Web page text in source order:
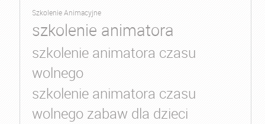
Szkolenie Animacyjne
szkolenie animatora
szkolenie animatora czasu
wolnego
szkolenie animatora czasu
wolnego zabaw dla dzieci